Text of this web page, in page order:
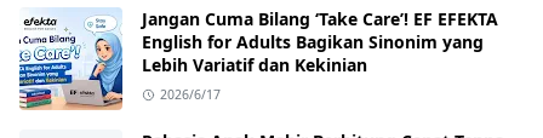
Jangan Cuma Bilang ‘Take Care’! EF EFEKTA
English for Adults Bagikan Sinonim yang
Lebih Variatif dan Kekinian
2026/6/17